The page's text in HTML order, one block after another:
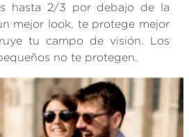
hasta 2/3 por debajo de la
mejor look, te protege mejor
tu campo de visión. Los
no te protegen.